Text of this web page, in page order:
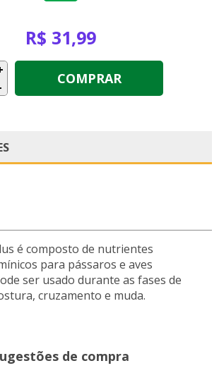
R$ 31,99
COMPRAR
é composto de nutrientes
para pássaros e aves
ser usado durante as fases de
cruzamento e muda.
de compra